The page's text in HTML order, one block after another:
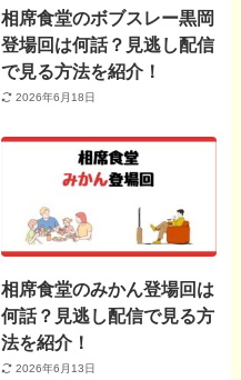
相席食堂のボブスレー黒岡
登場回は何話？見逃し配信
で見る方法を紹介！
2026年6月18日
相席食堂のみかん登場回は
何話？見逃し配信で見る方
法を紹介！
2026年6月13日